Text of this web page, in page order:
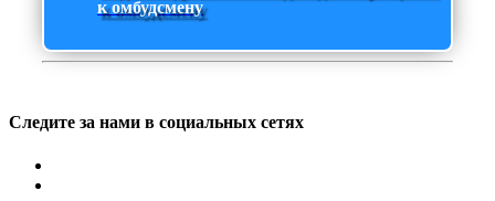
к омбудсмену
Следите за нами в социальных сетях